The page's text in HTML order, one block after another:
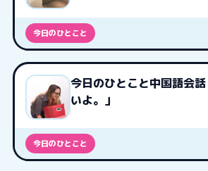
今日のひとこと
今日のひとこと中国語会
いよ。」
今日のひとこと